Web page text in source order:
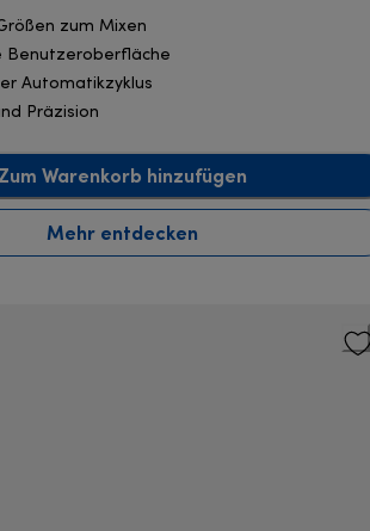
zum Mixen
Benutzeroberfläche
Automatikzyklus
Präzision
Zum Warenkorb hinzufügen
Mehr entdecken